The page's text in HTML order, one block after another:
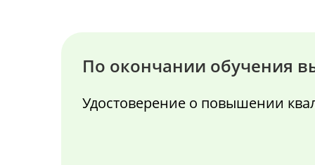
По окончании обучения
Удостоверение о повышении